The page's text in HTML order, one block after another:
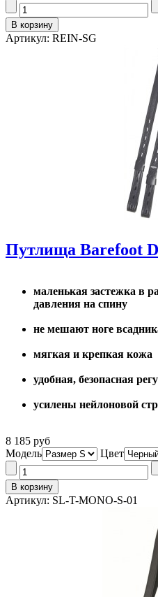
Артикул: REIN-SG
Путлища Barefoot
маленькая застежка в
давления на спину
не мешают ноге
мягкая и крепкая кожа
удобная, безопасная
усилены нейлоновой
8 185 руб
Модель
Цвет
Артикул: SL-T-MONO-S-01